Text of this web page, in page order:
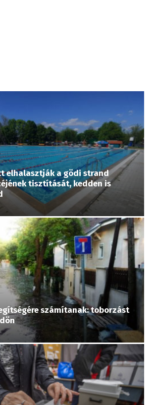
elhalasztják a gödi strand
tisztítását, kedden is
számítanak: toborzást